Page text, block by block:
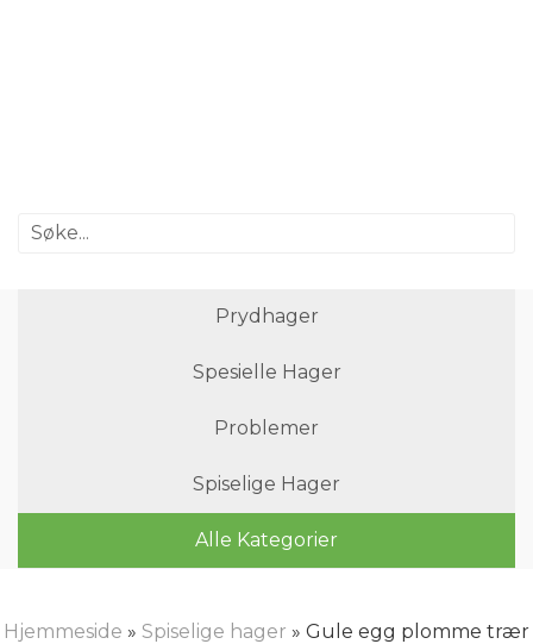
Prydhager
Spesielle Hager
Problemer
Spiselige Hager
Alle Kategorier
Hjemmeside » Spiselige hager » Gule egg plomme trær